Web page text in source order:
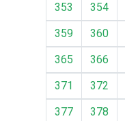
353
354
359
360
365
366
371
372
377
378